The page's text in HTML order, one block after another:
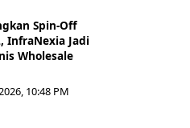
Spin-Off
InfraNexia Jadi
Wholesale
10:48 PM